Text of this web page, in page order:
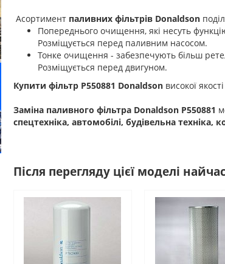
Асортимент паливних фільтрів Donaldson
Попереднього очищення, які несуть
Розміщується перед паливним насосом.
Тонке очищення - забезпечують більш
Розміщується перед двигуном.
Купити фільтр P550881 Donaldsonвисокої
Заміна паливного фільтра Donaldson P550881
спецтехніка, автомобілі, будівельна техніка,
Після перегляду цієї моделі